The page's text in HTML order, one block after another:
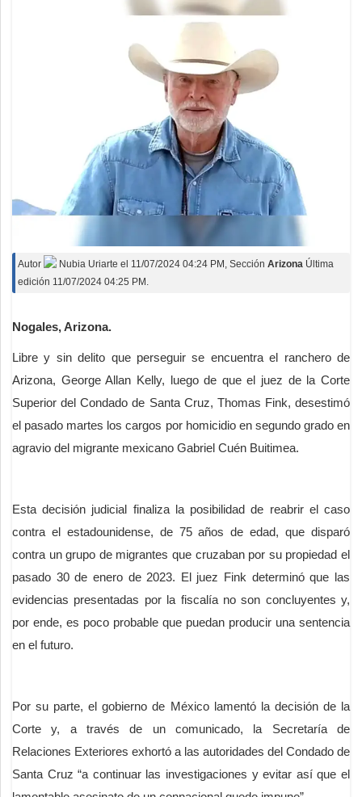
Autor Nubia Uriarte el 11/07/2024 04:24 PM, Sección Arizona Última
edición 11/07/2024 04:25 PM.
Nogales, Arizona.
Libre y sin delito que perseguir se encuentra el ranchero de
Arizona, George Allan Kelly, luego de que el juez de la Corte
Superior del Condado de Santa Cruz, Thomas Fink, desestimó
el pasado martes los cargos por homicidio en segundo grado en
agravio del migrante mexicano Gabriel Cuén Buitimea.
Esta decisión judicial finaliza la posibilidad de reabrir el caso
contra el estadounidense, de 75 años de edad, que disparó
contra un grupo de migrantes que cruzaban por su propiedad el
pasado 30 de enero de 2023. El juez Fink determinó que las
evidencias presentadas por la fiscalía no son concluyentes y,
por ende, es poco probable que puedan producir una sentencia
en el futuro.
Por su parte, el gobierno de México lamentó la decisión de la
Corte y, a través de un comunicado, la Secretaría de
Relaciones Exteriores exhortó a las autoridades del Condado de
Santa Cruz “a continuar las investigaciones y evitar así que el